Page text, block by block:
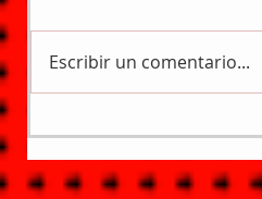
Escribir un comentario...